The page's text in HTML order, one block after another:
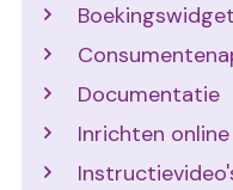
Boekingswidget
Documentatie
Inrichten